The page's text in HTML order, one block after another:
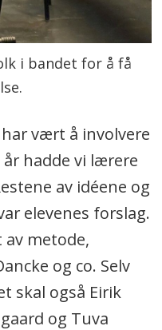
i bandet for å få
vært å involvere
hadde vi lærere
av idéene og
elevenes forslag.
av metode,
og co. Selv
skal også Eirik
og Tuva